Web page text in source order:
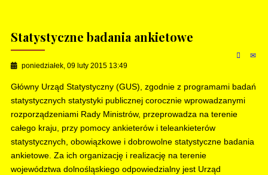
Statystyczne badania ankietowe
poniedziałek, 09 luty 2015 13:49
Główny Urząd Statystyczny (GUS), zgodnie z programami badań
statystycznych statystyki publicznej corocznie wprowadzanymi
rozporządzeniami Rady Ministrów, przeprowadza na terenie
całego kraju, przy pomocy ankieterów i teleankieterów
statystycznych, obowiązkowe i dobrowolne statystyczne badania
ankietowe. Za ich organizację i realizację na terenie
województwa dolnośląskiego odpowiedzialny jest Urząd